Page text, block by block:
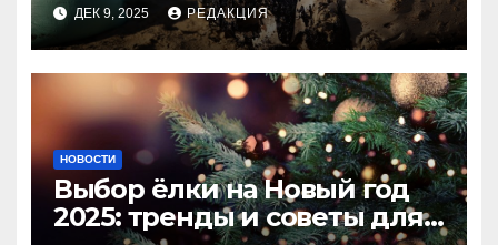
ДЕК 9, 2025 РЕДАКЦИЯ
НОВОСТИ
Выбор ёлки на Новый год
2025: тренды и советы для